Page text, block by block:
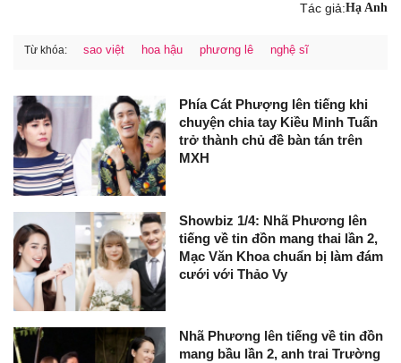
Tác giả:Hạ Anh
Từ khóa: sao việt hoa hậu phương lê nghệ sĩ
Phía Cát Phượng lên tiếng khi
chuyện chia tay Kiều Minh Tuấn
trở thành chủ đề bàn tán trên
MXH
Showbiz 1/4: Nhã Phương lên
tiếng về tin đồn mang thai lần 2,
Mạc Văn Khoa chuẩn bị làm đám
cưới với Thảo Vy
Nhã Phương lên tiếng về tin đồn
mang bầu lần 2, anh trai Trường